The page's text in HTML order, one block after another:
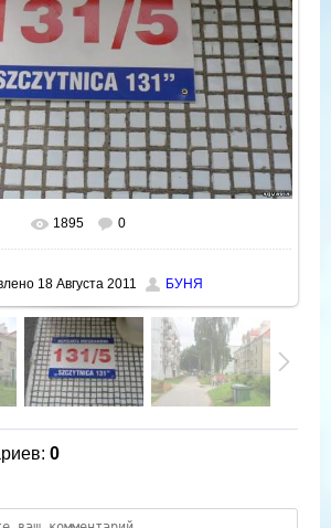
размере 800x600
1895 0
18 Августа 2011 БУНЯ
: 0